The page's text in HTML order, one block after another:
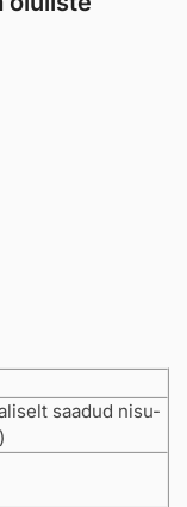
saadud nisu-